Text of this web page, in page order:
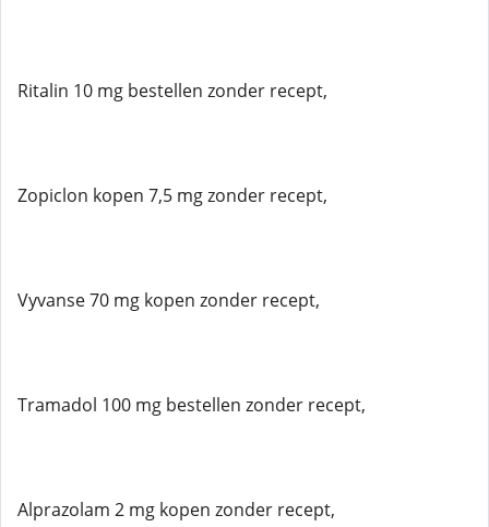
Ritalin 10 mg bestellen zonder recept,
Zopiclon kopen 7,5 mg zonder recept,
Vyvanse 70 mg kopen zonder recept,
Tramadol 100 mg bestellen zonder recept,
Alprazolam 2 mg kopen zonder recept,